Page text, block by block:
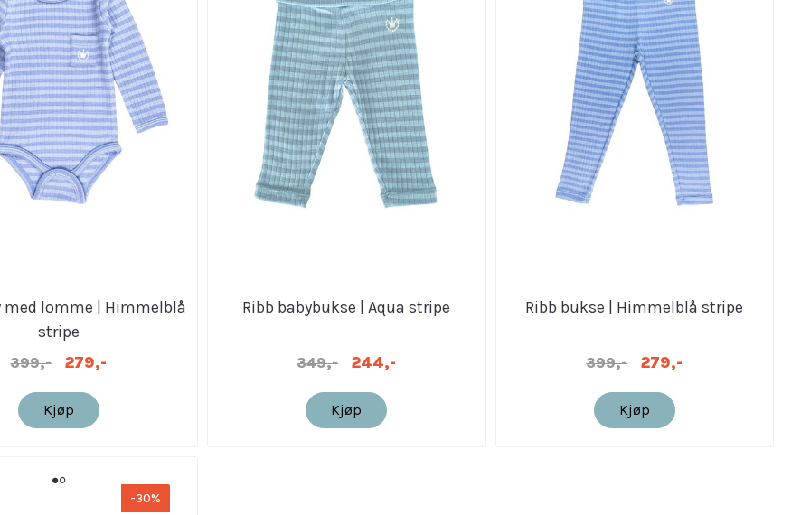
med lomme | Himmelblå
stripe
399,- 279,-
Kjøp
Ribb babybukse | Aqua stripe
349,- 244,-
Kjøp
Ribb bukse | Himmelblå stripe
399,- 279,-
Kjøp
-30%